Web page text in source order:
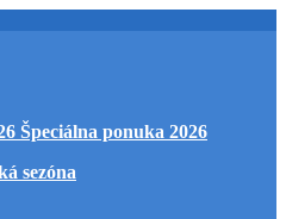
Špeciálna ponuka 2026
sezóna